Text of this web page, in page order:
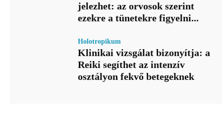
jelezhet: az orvosok szerint
ezekre a tünetekre figyelni...
Holotropikum
Klinikai vizsgálat bizonyítja: a
Reiki segíthet az intenzív
osztályon fekvő betegeknek